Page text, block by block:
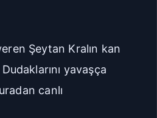
Şeytan Kralın kan
yavaşça
canlı